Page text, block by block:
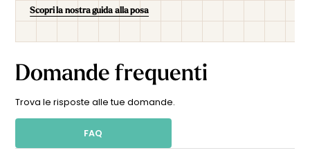
Scopri la nostra guida alla posa
Domande frequenti
Trova le risposte alle tue domande.
FAQ